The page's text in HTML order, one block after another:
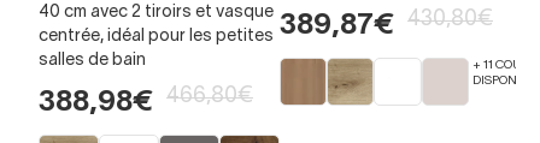
40 cm avec 2 tiroirs et vasque
centrée, idéal pour les petites
salles de bain
388,98€ 466,80€
389,87€ 430,80€
+ 11